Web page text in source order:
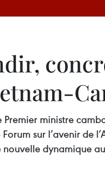
ministre
sur l’avenir de
dynamique